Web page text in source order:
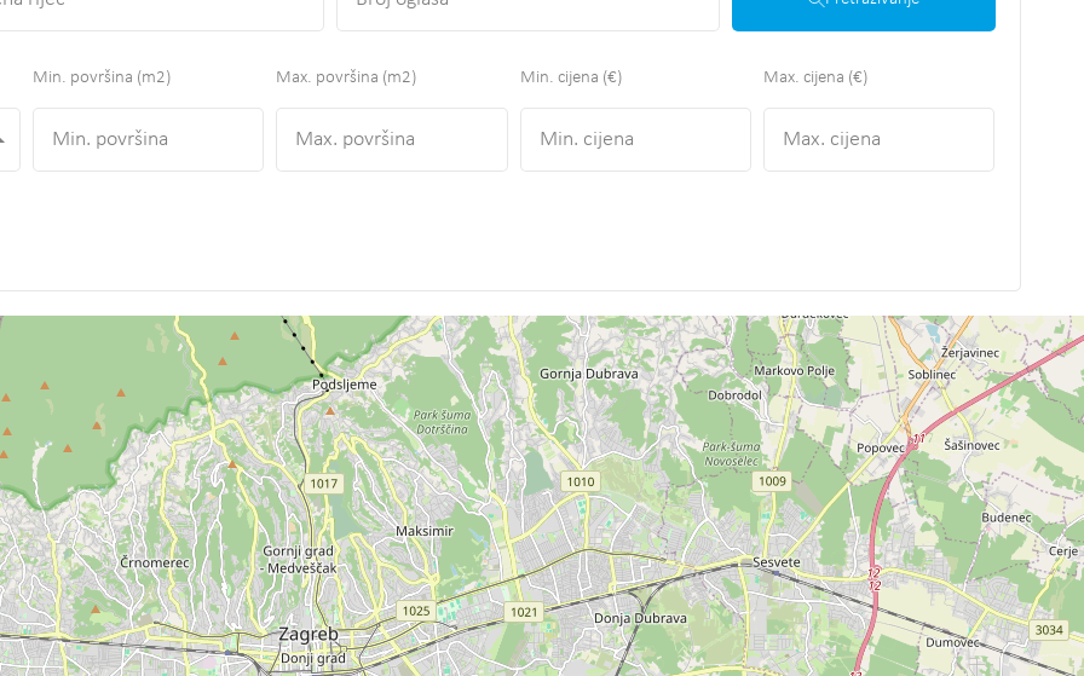
Min. površina (m2) Max. površina (m2) Min. cijena (€) Max. cijena (€)